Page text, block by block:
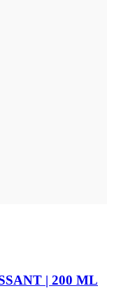
| 200 ML